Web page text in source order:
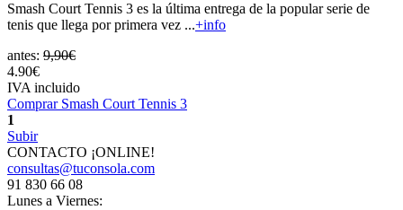
Smash Court Tennis 3 es la última entrega de la popular serie de
tenis que llega por primera vez ...+info
antes: 9,90€
4.90€
IVA incluido
Comprar Smash Court Tennis 3
1
Subir
CONTACTO ¡ONLINE!
consultas@tuconsola.com
91 830 66 08
Lunes a Viernes: